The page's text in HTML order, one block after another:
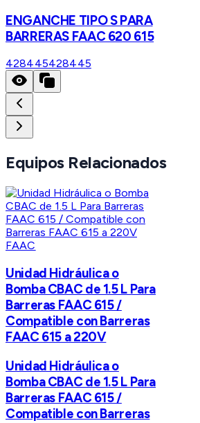
ENGANCHE TIPO S PARA
BARRERAS FAAC 620 615
428445428445
Equipos Relacionados
FAAC
Unidad Hidráulica o
Bomba CBAC de 1.5 L Para
Barreras FAAC 615 /
Compatible con Barreras
FAAC 615 a 220V
Unidad Hidráulica o
Bomba CBAC de 1.5 L Para
Barreras FAAC 615 /
Compatible con Barreras